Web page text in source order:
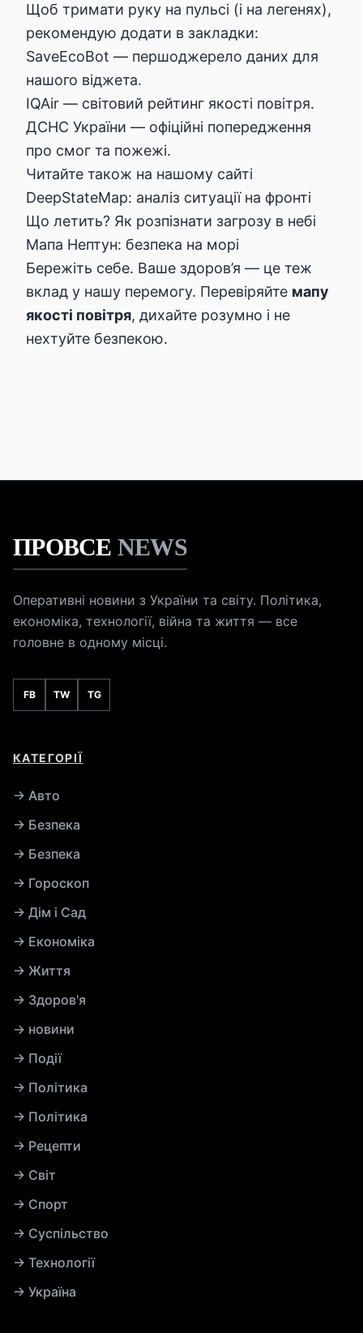
Щоб тримати руку на пульсі (і на легенях),
рекомендую додати в закладки:
SaveEcoBot — першоджерело даних для
нашого віджета.
IQAir — світовий рейтинг якості повітря.
ДСНС України — офіційні попередження
про смог та пожежі.
Читайте також на нашому сайті
DeepStateMap: аналіз ситуації на фронті
Що летить? Як розпізнати загрозу в небі
Мапа Нептун: безпека на морі
Бережіть себе. Ваше здоров’я — це теж
вклад у нашу перемогу. Перевіряйте мапу
якості повітря, дихайте розумно і не
нехтуйте безпекою.
ПРОВСЕ NEWS
Оперативні новини з України та світу. Політика,
економіка, технології, війна та життя — все
головне в одному місці.
FB TW TG
КАТЕГОРІЇ
→ Авто
→ Безпека
→ Безпека
→ Гороскоп
→ Дім і Сад
→ Економіка
→ Життя
→ Здоров'я
→ новини
→ Події
→ Політика
→ Політика
→ Рецепти
→ Світ
→ Спорт
→ Суспільство
→ Технології
→ Україна